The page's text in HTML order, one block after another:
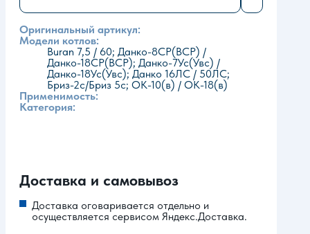
Оригинальный артикул:
Модели котлов:
Buran 7,5 / 60; Данко-8СР(ВСР) /
Данко-18СР(ВСР); Данко-7Ус(Увс) /
Данко-18Ус(Увс); Данко 16ЛС / 50ЛС;
Бриз-2с/Бриз 5с; ОК-10(в) / ОК-18(в)
Применимость:
Категория:
Доставка и самовывоз
Доставка оговаривается отдельно и
осуществляется сервисом Яндекс.Доставка.